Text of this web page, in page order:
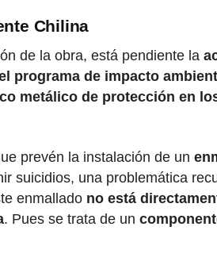
Chilina
de la obra, está pendiente la
programa de impacto
metálico de protección en
prevén la instalación de un
suicidios, una problemática
enmallado no está
. Pues se trata de un